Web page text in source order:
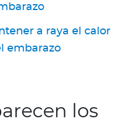
a raya el calor
embarazo
los